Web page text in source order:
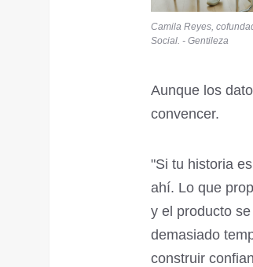
Camila Reyes,
Social. - Gentileza
Aunque los
convencer.
"Si tu historia
ahí. Lo que
y el producto
demasiado
construir